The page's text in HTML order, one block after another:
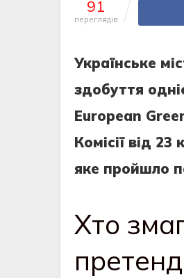
91
переглядів
Українське
здобуття
European
Комісії від
яке пройшло
Хто